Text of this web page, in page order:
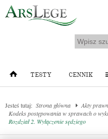
TESTY CENNIK
Jesteś tutaj: Strona główna
Akty
Kodeks postępowania w sprawach o
Rozdział 2. Wyłączenie sędziego